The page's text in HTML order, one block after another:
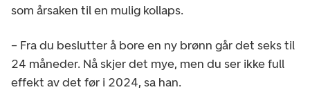
som årsaken til en mulig kollaps.
– Fra du beslutter å bore en ny brønn går det seks til
24 måneder. Nå skjer det mye, men du ser ikke full
effekt av det før i 2024, sa han.